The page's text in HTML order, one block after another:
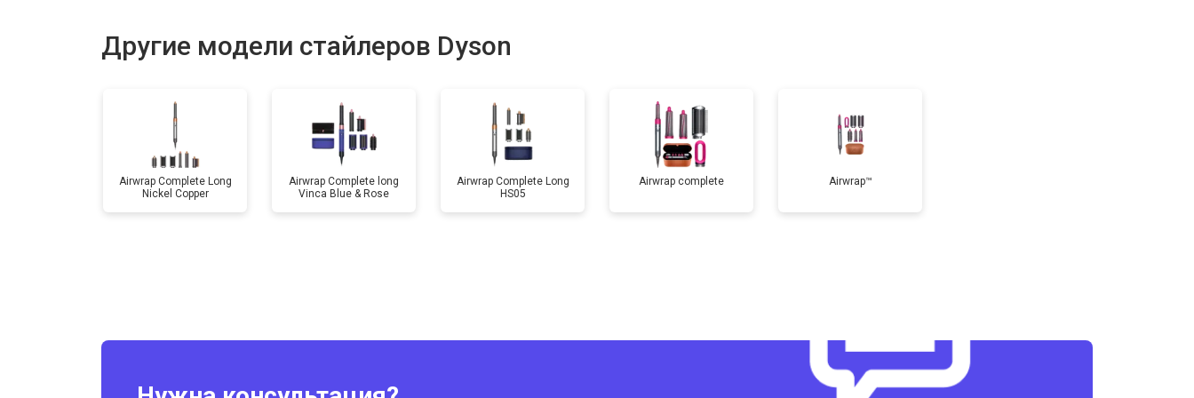
Другие модели стайлеров Dyson
Airwrap Complete Long
Nickel Copper
Airwrap Complete long
Vinca Blue & Rose
Airwrap Complete Long
HS05
Airwrap complete Airwrap™